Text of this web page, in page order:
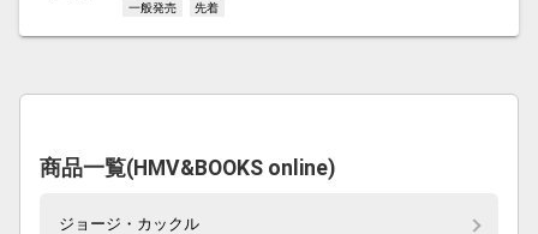
一般発売 先着
商品一覧(HMV&BOOKS online)
ジョージ・カックル